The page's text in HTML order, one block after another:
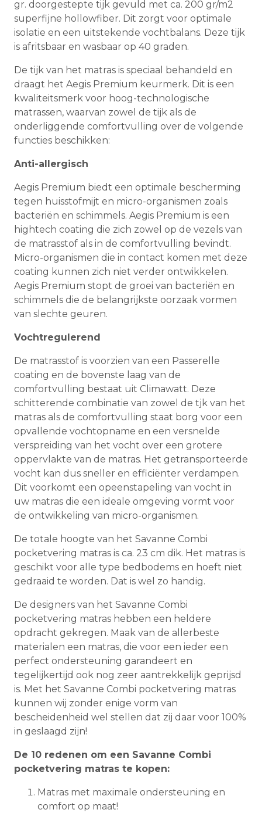
gr. doorgestepte tijk gevuld met ca. 200 gr/m2
superfijne hollowfiber. Dit zorgt voor optimale
isolatie en een uitstekende vochtbalans. Deze tijk
is afritsbaar en wasbaar op 40 graden.
De tijk van het matras is speciaal behandeld en
draagt het Aegis Premium keurmerk. Dit is een
kwaliteitsmerk voor hoog-technologische
matrassen, waarvan zowel de tijk als de
onderliggende comfortvulling over de volgende
functies beschikken:
Anti-allergisch
Aegis Premium biedt een optimale bescherming
tegen huisstofmijt en micro-organismen zoals
bacteriën en schimmels. Aegis Premium is een
hightech coating die zich zowel op de vezels van
de matrasstof als in de comfortvulling bevindt.
Micro-organismen die in contact komen met deze
coating kunnen zich niet verder ontwikkelen.
Aegis Premium stopt de groei van bacteriën en
schimmels die de belangrijkste oorzaak vormen
van slechte geuren.
Vochtregulerend
De matrasstof is voorzien van een Passerelle
coating en de bovenste laag van de
comfortvulling bestaat uit Climawatt. Deze
schitterende combinatie van zowel de tjk van het
matras als de comfortvulling staat borg voor een
opvallende vochtopname en een versnelde
verspreiding van het vocht over een grotere
oppervlakte van de matras. Het getransporteerde
vocht kan dus sneller en efficiënter verdampen.
Dit voorkomt een opeenstapeling van vocht in
uw matras die een ideale omgeving vormt voor
de ontwikkeling van micro-organismen.
De totale hoogte van het Savanne Combi
pocketvering matras is ca. 23 cm dik. Het matras is
geschikt voor alle type bedbodems en hoeft niet
gedraaid te worden. Dat is wel zo handig.
De designers van het Savanne Combi
pocketvering matras hebben een heldere
opdracht gekregen. Maak van de allerbeste
materialen een matras, die voor een ieder een
perfect ondersteuning garandeert en
tegelijkertijd ook nog zeer aantrekkelijk geprijsd
is. Met het Savanne Combi pocketvering matras
kunnen wij zonder enige vorm van
bescheidenheid wel stellen dat zij daar voor 100%
in geslaagd zijn!
De 10 redenen om een Savanne Combi
pocketvering matras te kopen:
Matras met maximale ondersteuning en
comfort op maat!